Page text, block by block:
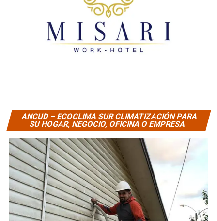
ANCUD – ECOCLIMA SUR CLIMATIZACIÓN PARA
SU HOGAR, NEGOCIO, OFICINA O EMPRESA